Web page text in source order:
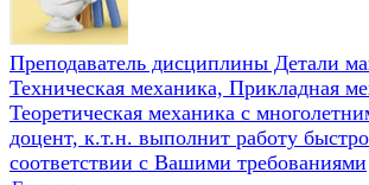
Преподаватель дисциплины Детали
Техническая механика, Прикладная
Теоретическая механика с
доцент, к.т.н. выполнит работу
соответствии с Вашими требованиями